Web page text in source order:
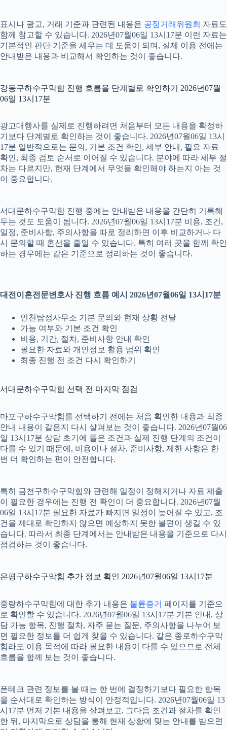
표시나 광고, 거래 기준과 관련된 내용은 공정거래위원회 자료도
함께 참고할 수 있습니다. 2026년07월06일 13시17분 이런 자료는
기본적인 판단 기준을 세우는 데 도움이 되며, 실제 이용 전에는
안내받은 내용과 비교해서 확인하는 것이 좋습니다.
강동구하수구막힘 진행 흐름을 단계별로 확인하기 2026년07월
06일 13시17분
광고대행사를 실제로 진행하려면 처음부터 모든 내용을 확정하
기보다 단계별로 확인하는 것이 좋습니다. 2026년07월06일 13시
17분 일반적으로는 문의, 기본 조건 확인, 세부 안내, 필요 자료
확인, 최종 검토 순서로 이어질 수 있습니다. 분야에 따라 세부 절
차는 다르지만, 현재 단계에서 무엇을 확인해야 하는지 아는 것
이 중요합니다.
서대문하수구막힘 진행 중에는 안내받은 내용을 간단히 기록해
두는 것도 도움이 됩니다. 2026년07월06일 13시17분 비용, 조건,
일정, 준비사항, 주의사항을 따로 정리하면 이후 비교하거나 다
시 문의할 때 혼선을 줄일 수 있습니다. 특히 여러 곳을 함께 확인
하는 경우에는 같은 기준으로 정리하는 것이 좋습니다.
대전이혼전문변호사 진행 흐름 예시 2026년07월06일 13시17분
인천탐정사무소 기본 문의와 현재 상황 전달
가능 여부와 기본 조건 확인
비용, 기간, 절차, 준비사항 안내 확인
필요한 자료와 개인정보 활용 범위 확인
최종 진행 전 조건 다시 확인하기
서대문하수구막힘 선택 전 마지막 점검
마포구하수구막힘를 선택하기 전에는 처음 확인한 내용과 최종
안내 내용이 같은지 다시 살펴보는 것이 좋습니다. 2026년07월06
일 13시17분 상담 초기에 들은 조건과 실제 진행 단계의 조건이
다를 수 있기 때문에, 비용이나 절차, 준비사항, 제한 사항은 한
번 더 확인하는 편이 안전합니다.
특히 금천구하수구막힘와 관련해 일정이 정해지거나 자료 제출
이 필요한 경우에는 진행 전 확인이 더 중요합니다. 2026년07월
06일 13시17분 필요한 자료가 빠지면 일정이 늦어질 수 있고, 조
건을 제대로 확인하지 않으면 예상하지 못한 불편이 생길 수 있
습니다. 따라서 최종 단계에서는 안내받은 내용을 기준으로 다시
점검하는 것이 좋습니다.
은평구하수구막힘 추가 정보 확인 2026년07월06일 13시17분
중랑하수구막힘에 대한 추가 내용은 불륜증거 페이지를 기준으
로 확인할 수 있습니다. 2026년07월06일 13시17분 기본 안내, 상
담 가능 항목, 진행 절차, 자주 묻는 질문, 주의사항을 나누어 보
면 필요한 정보를 더 쉽게 찾을 수 있습니다. 같은 종로하수구막
힘라도 이용 목적에 따라 필요한 내용이 다를 수 있으므로 전체
흐름을 함께 보는 것이 좋습니다.
폰테크 관련 정보를 볼 때는 한 번에 결정하기보다 필요한 항목
을 순서대로 확인하는 방식이 안정적입니다. 2026년07월06일 13
시17분 먼저 기본 내용을 살펴보고, 그다음 조건과 절차를 확인
한 뒤, 마지막으로 상담을 통해 현재 상황에 맞는 안내를 받으면